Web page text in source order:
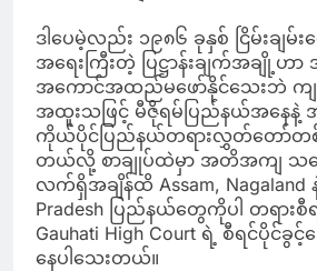
ဒါပေမဲ့လည်း ၁၉၈၆ ခုနှစ် ငြိမ်းချမ်
အရေးကြီးတဲ့ ပြဋ္ဌာန်းချက်အချို့
အကောင်အထည်မဖော်နိုင်သေးဘဲ ကျ
အထူးသဖြင့် မီဇိုရမ်ပြည်နယ်အနေနဲ့
ကိုယ်ပိုင်ပြည်နယ်တရားလွှတ်တော်တစ်
တယ်လို့ စာချုပ်ထဲမှာ အတိအကျ သဘ
လက်ရှိအချိန်ထိ Assam, Nagaland
Pradesh ပြည်နယ်တွေကိုပါ တရားစီ
Gauhati High Court ရဲ့ စီရင်ပိုင်
နေပါသေးတယ်။